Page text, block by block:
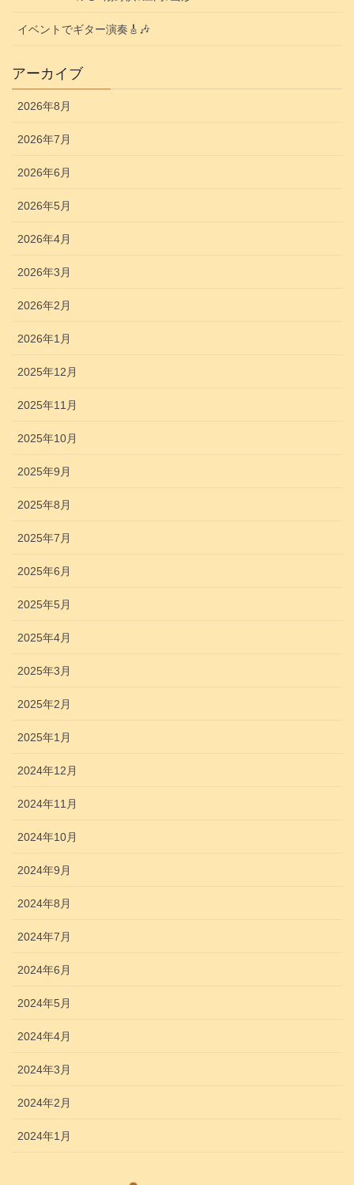
イベントでギター演奏🎸🎶
アーカイブ
2026年8月
2026年7月
2026年6月
2026年5月
2026年4月
2026年3月
2026年2月
2026年1月
2025年12月
2025年11月
2025年10月
2025年9月
2025年8月
2025年7月
2025年6月
2025年5月
2025年4月
2025年3月
2025年2月
2025年1月
2024年12月
2024年11月
2024年10月
2024年9月
2024年8月
2024年7月
2024年6月
2024年5月
2024年4月
2024年3月
2024年2月
2024年1月